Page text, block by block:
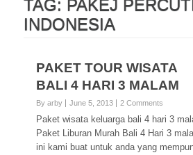
TAG: PAKEJ
INDONESIA
PAKET TOUR WISATA
BALI 4 HARI 3 MALAM
By arby June 5, 2013 2 Comments
Paket wisata keluarga bali 4 hari 3
Paket Liburan Murah Bali 4 Hari 3
ini kami buat untuk anda yang